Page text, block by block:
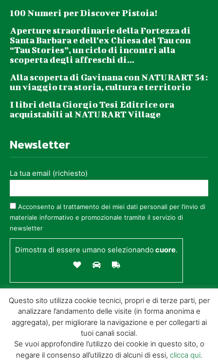
100 Numeri per Discover Pistoia!
Aperture straordinarie della Fortezza di
Santa Barbara e dell’ex Chiesa del Tau con
“Tau Stories”, un ciclo di incontri alla
scoperta degli affreschi di...
Alla scoperta di Gavinana con NATURART 54:
un viaggio tra storia, cultura e territorio
I libri della Giorgio Tesi Editrice ora
acquistabili al NATURART Village
Newsletter
La tua email (richiesto)
Acconsento al trattamento dei miei dati personali per l’invio di
materiale informativo e promozionale tramite il servizio di
newsletter
Dimostra di essere umano selezionandocuore.
Questo sito utilizza cookie tecnici, propri e di terze parti, per
analizzare l’andamento delle visite (in forma anonima e
aggregata), per migliorare la navigazione e per collegarti ai
tuoi canali social.
Se vuoi approfondire l’utilizzo dei cookie in questo sito, o
negare il consenso all’utilizzo di alcuni di essi, clicca qui.